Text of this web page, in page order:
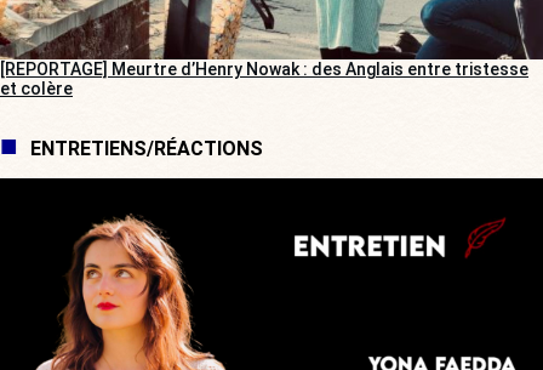
[REPORTAGE] Meurtre d’Henry Nowak : des Anglais entre tristesse
et colère
ENTRETIENS/RÉACTIONS